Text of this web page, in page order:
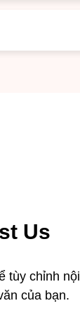
Us
tùy chỉnh nội
của bạn.